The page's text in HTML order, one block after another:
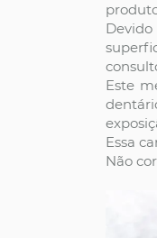
Este
Essa
Não